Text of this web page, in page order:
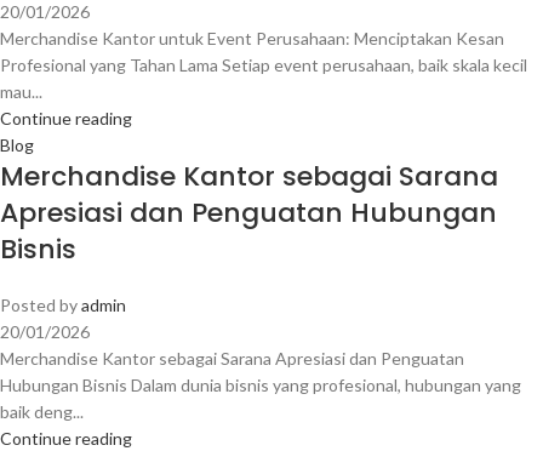
20/01/2026
Merchandise Kantor untuk Event Perusahaan: Menciptakan Kesan
Profesional yang Tahan Lama Setiap event perusahaan, baik skala kecil
mau...
Continue reading
Blog
Merchandise Kantor sebagai Sarana
Apresiasi dan Penguatan Hubungan
Bisnis
Posted byadmin
20/01/2026
Merchandise Kantor sebagai Sarana Apresiasi dan Penguatan
Hubungan Bisnis Dalam dunia bisnis yang profesional, hubungan yang
baik deng...
Continue reading